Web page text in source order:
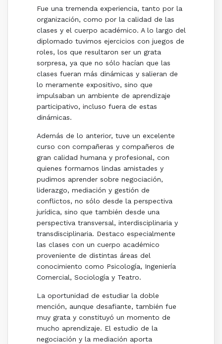
Fue una tremenda experiencia, tanto por la
organización, como por la calidad de las
clases y el cuerpo académico. A lo largo del
diplomado tuvimos ejercicios con juegos de
roles, los que resultaron ser un grata
sorpresa, ya que no sólo hacían que las
clases fueran más dinámicas y salieran de
lo meramente expositivo, sino que
impulsaban un ambiente de aprendizaje
participativo, incluso fuera de estas
dinámicas.
Además de lo anterior, tuve un excelente
curso con compañeras y compañeros de
gran calidad humana y profesional, con
quienes formamos lindas amistades y
pudimos aprender sobre negociación,
liderazgo, mediación y gestión de
conflictos, no sólo desde la perspectiva
jurídica, sino que también desde una
perspectiva transversal, interdisciplinaria y
transdisciplinaria. Destaco especialmente
las clases con un cuerpo académico
proveniente de distintas áreas del
conocimiento como Psicología, Ingeniería
Comercial, Sociología y Teatro.
La oportunidad de estudiar la doble
mención, aunque desafiante, también fue
muy grata y constituyó un momento de
mucho aprendizaje. El estudio de la
negociación y la mediación aporta